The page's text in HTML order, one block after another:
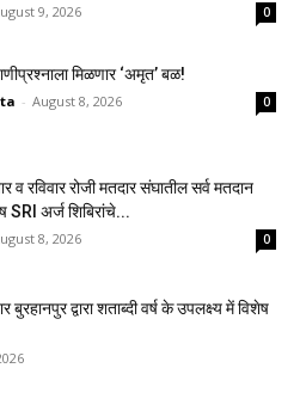
9, 2026 0
मिळणार ‘अमृत’ बळ!
- August 8, 2026 0
व रविवार रोजी मतदार संघातील सर्व मतदान
SRI अर्ज शिबिरांचे...
8, 2026 0
बुरहानपुर द्वारा शताब्दी वर्ष के उपलक्ष्य में विशेष